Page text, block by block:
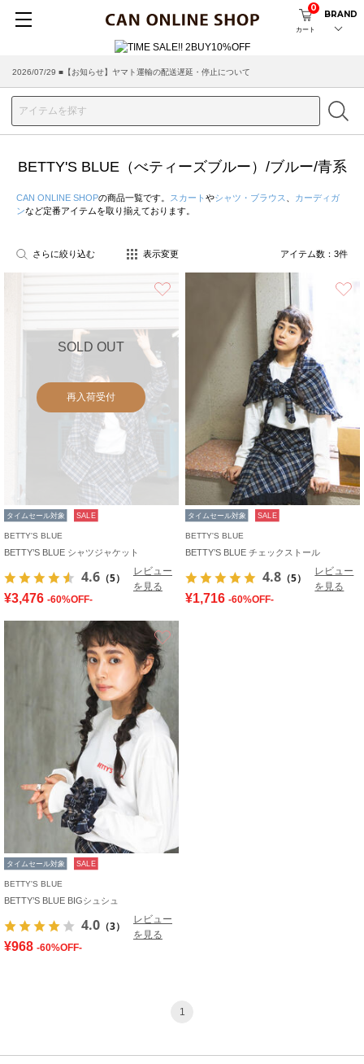
カート
0
BRAND
2026/07/29 ■【お知らせ】ヤマト運輸の配送遅延・停止について
BETTY'S BLUE（べティーズブルー）/ブルー/青系
CAN ONLINE SHOPの商品一覧です。 スカート やシャツ・ブラウス
カーディガ
ンなど定番アイテムを取り揃えております。
さらに絞り込む 表示変更 アイテム数： 3件
SOLD OUT
再入荷受付
タイムセール対象 SALE
BETTY'S BLUE
BETTY’S BLUE シャツジャケット
4.6 （5）
レビュー
を見る
¥3,476 -60%OFF-
タイムセール対象 SALE
BETTY'S BLUE
BETTY’S BLUE チェックストール
4.8 （5）
レビュー
を見る
¥1,716 -60%OFF-
タイムセール対象 SALE
BETTY'S BLUE
BETTY’S BLUE BIGシュシュ
4.0 （3）
レビュー
を見る
¥968 -60%OFF-
1